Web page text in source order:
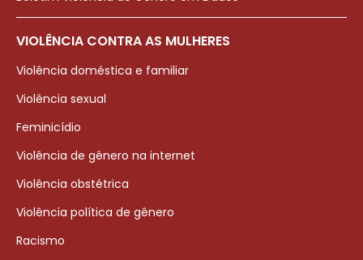
VIOLÊNCIA CONTRA AS MULHERES
Violência doméstica e familiar
Violência sexual
Feminicídio
Violência de gênero na internet
Violência obstétrica
Violência política de gênero
Racismo